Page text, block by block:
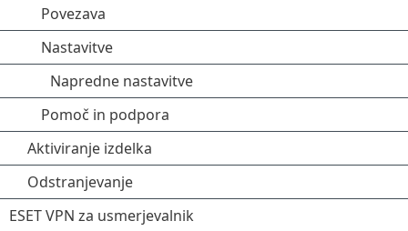
Povezava
Nastavitve
Napredne nastavitve
Pomoč in podpora
Aktiviranje izdelka
Odstranjevanje
ESET VPN za usmerjevalnik